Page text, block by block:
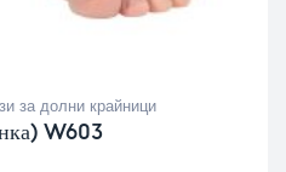
за долни крайници
W603